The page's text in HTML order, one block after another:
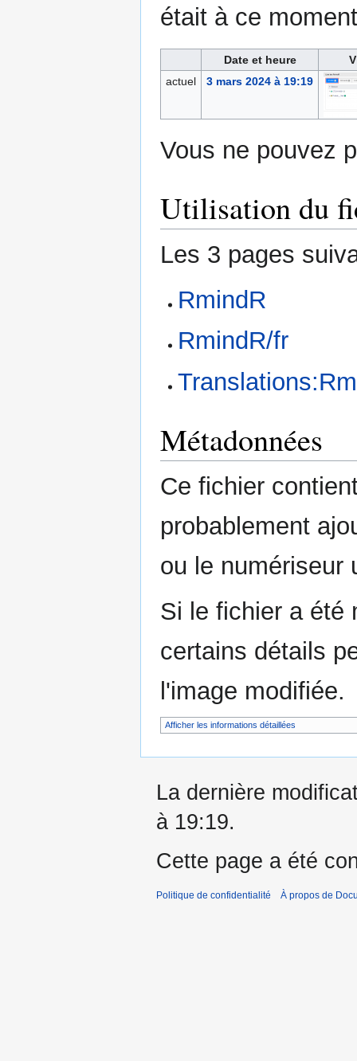
était à ce
Date et heure
actuel
3 mars 2024 à 19:19
Vous ne pouvez
Utilisation du
Les 3 pages
RmindR
RmindR/fr
Métadonnées
Ce fichier
probablement
ou le numériseur
Si le fichier a été
certains détails
l'image modifiée.
Afficher les informations détaillées
La dernière
à 19:19.
Cette page a été
Politique de confidentialité À propos de